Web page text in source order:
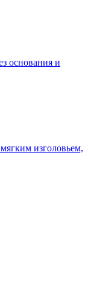
основания и
изголовьем,